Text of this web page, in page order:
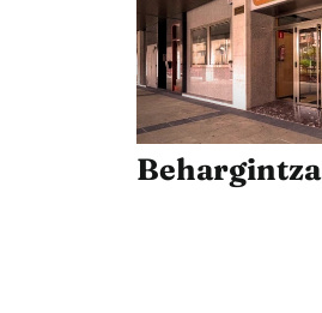
Behargintza